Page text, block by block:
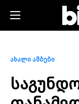
ახალი ამბები